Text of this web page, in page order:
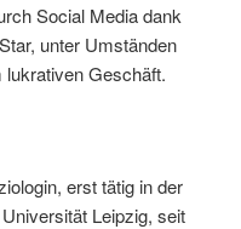
Social Media dank
unter Umständen
Geschäft.
erst tätig in der
Leipzig, seit